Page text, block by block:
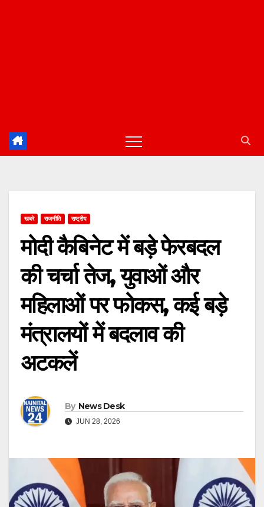
खबरे राजनीति राष्ट्रीय
मोदी कैबिनेट में बड़े फेरबदल
की चर्चा तेज, युवाओं और
महिलाओं पर फोकस, कई बड़े
मंत्रालयों में बदलाव की
अटकलें
By News Desk
JUN 28, 2026